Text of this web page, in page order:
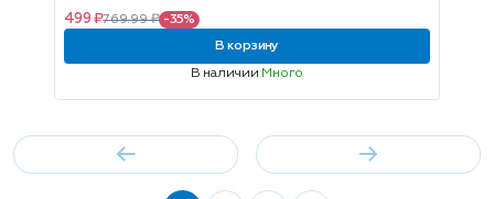
499 ₽769.99 ₽ -35%
В корзину
В наличии Много